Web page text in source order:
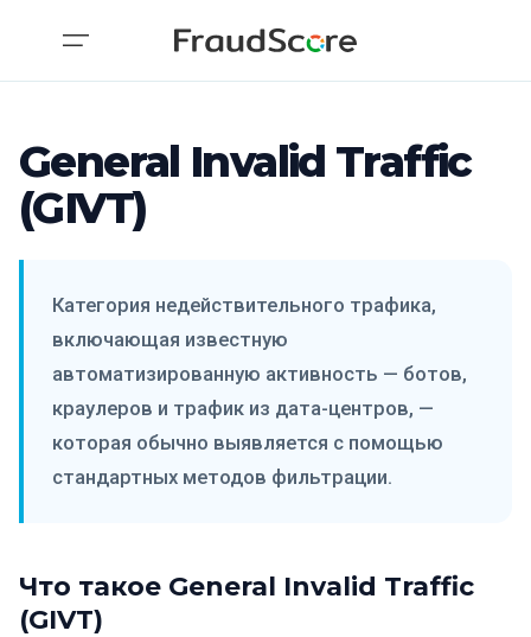
General Invalid Traffic
(GIVT)
Категория недействительного трафика,
включающая известную
автоматизированную активность — ботов,
краулеров и трафик из дата-центров, —
которая обычно выявляется с помощью
стандартных методов фильтрации.
Что такое General Invalid Traffic
(GIVT)